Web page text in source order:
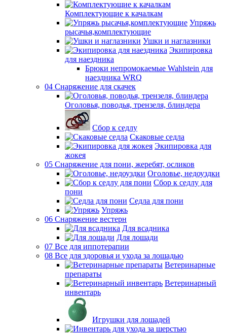
Комплектующие к качалкам
Упряжь
рысачья,комплектующие
Ушки и наглазники
Экипировка
для наездника
Брюки непромокаемые Wahlstein для
наездника WRQ
04 Снаряжение для скачек
Оголовья, поводья, трензеля, блиндера
Сбор к седлу
Скаковые седла
Экипировка для
жокея
05 Снаряжение для пони, жеребят, осликов
Оголовье, недоуздки
Сбор к седлу для
пони
Седла для пони
Упряжь
06 Снаряжение вестерн
Для всадника
Для лошади
07 Все для иппотерапии
08 Все для здоровья и ухода за лошадью
Ветеринарные
препараты
Ветеринарный
инвентарь
Игрушки для лошадей